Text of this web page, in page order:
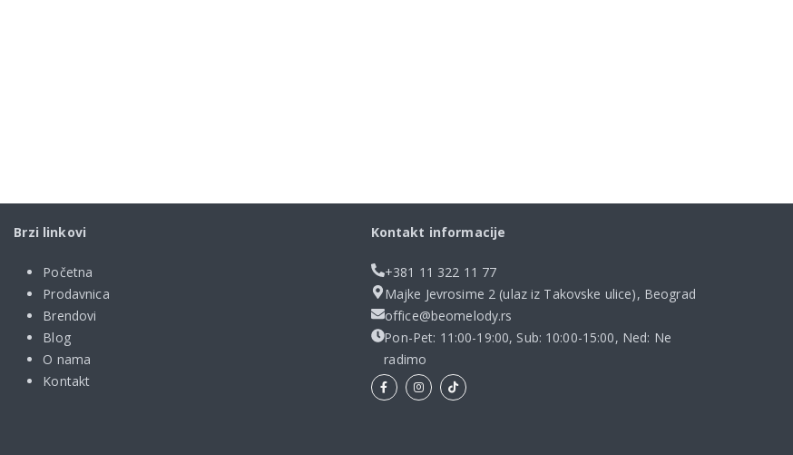
Brzi linkovi
Početna
Prodavnica
Brendovi
Blog
O nama
Kontakt
Kontakt informacije
+381 11 322 11 77
Majke Jevrosime 2 (ulaz iz Takovske ulice), Beograd
office@beomelody.rs
Pon-Pet: 11:00-19:00, Sub: 10:00-15:00, Ned: Ne
radimo